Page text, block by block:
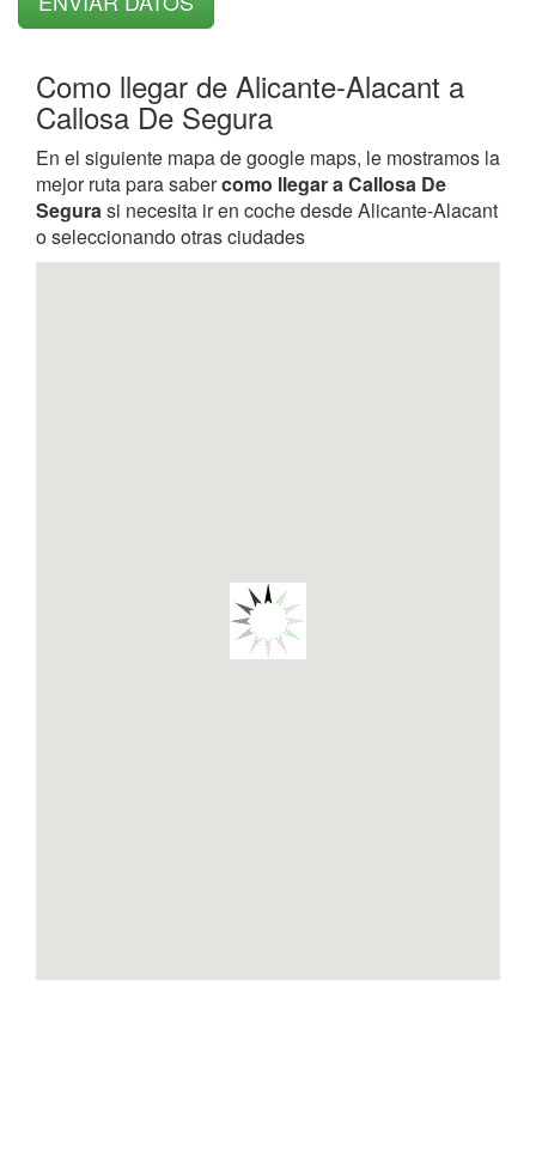
Como llegar de Alicante-Alacant a
Callosa De Segura
En el siguiente mapa de google maps, le mostramos la
mejor ruta para sabercomo llegar a Callosa De
Segurasi necesita ir en coche desde Alicante-Alacant
o seleccionando otras ciudades